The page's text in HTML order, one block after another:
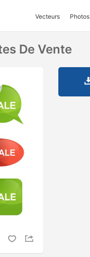
Vecteurs Photos
De Vente